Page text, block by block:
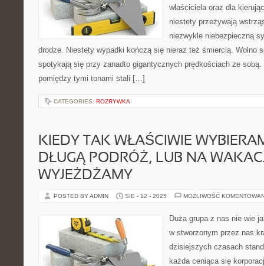
właściciela oraz dla
niestety przeżywają
niezwykle niebezpieczną
drodze. Niestety wypadki kończą się nieraz też śmiercią. Wolno
spotykają się przy zanadto gigantycznych prędkościach ze
pomiędzy tymi tonami stali […]
CATEGORIES: ROZRYWKA
KIEDY TAK WŁAŚCIWIE
DŁUGĄ PODRÓŻ, LUB NA
WYJEŻDŻAMY
POSTED BY ADMIN SIE - 12 - 2025 MOŻLIWOŚĆ
Duża grupa z nas nie wie
w stworzonym przez nas
dzisiejszych czasach
każda ceniąca się